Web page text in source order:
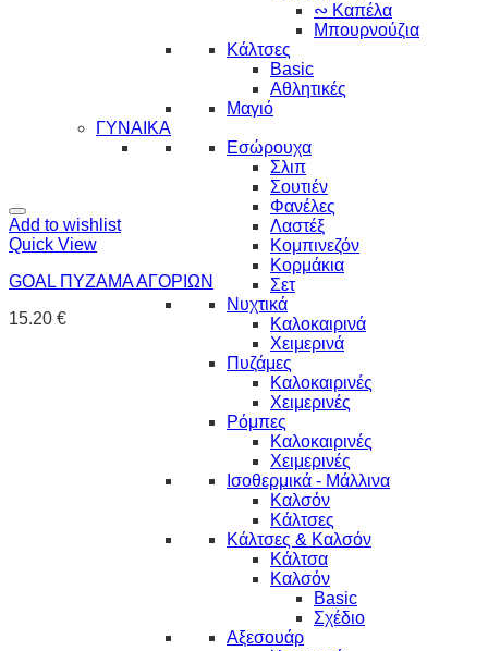
∾ Καπέλα
Μπουρνούζια
Κάλτσες
Basic
Αθλητικές
Μαγιό
ΓΥΝΑΙΚΑ
Εσώρουχα
Σλιπ
Σουτιέν
Φανέλες
Λαστέξ
Κομπινεζόν
Κορμάκια
Σετ
Νυχτικά
Καλοκαιρινά
Χειμερινά
Πυζάμες
Καλοκαιρινές
Χειμερινές
Ρόμπες
Καλοκαιρινές
Χειμερινές
Ισοθερμικά - Μάλλινα
Καλσόν
Κάλτσες
Κάλτσες & Καλσόν
Κάλτσα
Καλσόν
Basic
Σχέδιο
Αξεσουάρ
Add to wishlist
Quick View
GOAL ΠΥΖΑΜΑ ΑΓΟΡΙΩΝ
15.20 €